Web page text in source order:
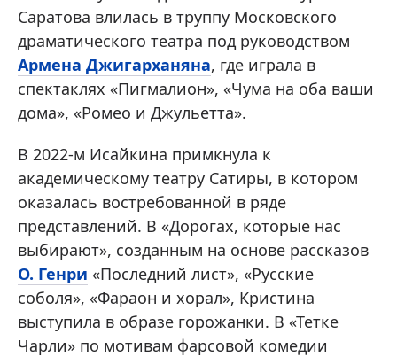
Саратова влилась в труппу Московского
драматического театра под руководством
Армена Джигарханяна, где играла в
спектаклях «Пигмалион», «Чума на оба ваши
дома», «Ромео и Джульетта».
В 2022-м Исайкина примкнула к
академическому театру Сатиры, в котором
оказалась востребованной в ряде
представлений. В «Дорогах, которые нас
выбирают», созданным на основе рассказов
О. Генри «Последний лист», «Русские
соболя», «Фараон и хорал», Кристина
выступила в образе горожанки. В «Тетке
Чарли» по мотивам фарсовой комедии